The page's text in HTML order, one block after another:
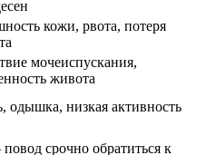
кожи, рвота, потеря
мочеиспускания,
живота
одышка, низкая активность
срочно обратиться к